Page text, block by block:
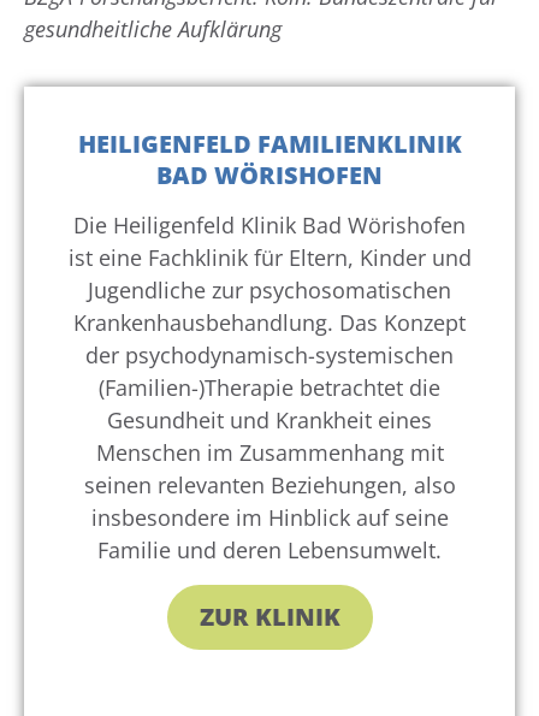
gesundheitliche Aufklärung
HEILIGENFELD FAMILIENKLINIK
BAD WÖRISHOFEN
Die Heiligenfeld Klinik Bad Wörishofen
ist eine Fachklinik für Eltern, Kinder und
Jugendliche zur psychosomatischen
Krankenhausbehandlung. Das Konzept
der psychodynamisch-systemischen
(Familien-)Therapie betrachtet die
Gesundheit und Krankheit eines
Menschen im Zusammenhang mit
seinen relevanten Beziehungen, also
insbesondere im Hinblick auf seine
Familie und deren Lebensumwelt.
ZUR KLINIK